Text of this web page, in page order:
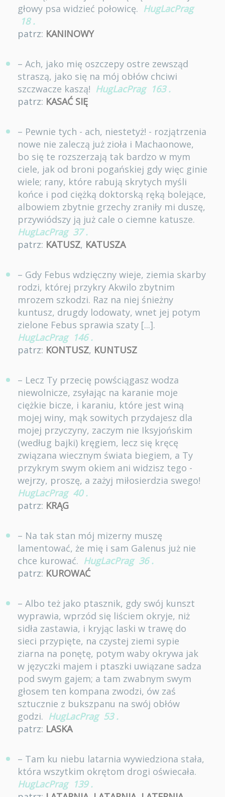
głowy psa widzieć połowicę. HugLacPrag
18 .
patrz: KANINOWY
– Ach, jako mię oszczepy ostre zewsząd
straszą, jako się na mój obłów chciwi
szczwacze kaszą! HugLacPrag 163 .
patrz: KASAĆ SIĘ
– Pewnie tych - ach, niestetyż! - rozjątrzenia
nowe nie zaleczą już zioła i Machaonowe,
bo się te rozszerzają tak bardzo w mym
ciele, jak od broni pogańskiej gdy więc ginie
wiele; rany, które rabują skrytych myśli
końce i pod ciężką doktorską ręką bolejące,
albowiem zbytnie grzechy zraniły mi duszę,
przywiódszy ją już cale o ciemne katusze.
HugLacPrag 37 .
patrz: KATUSZ, KATUSZA
– Gdy Febus wdzięczny wieje, ziemia skarby
rodzi, której przykry Akwilo zbytnim
mrozem szkodzi. Raz na niej śnieżny
kuntusz, drugdy lodowaty, wnet jej potym
zielone Febus sprawia szaty [...].
HugLacPrag 146 .
patrz: KONTUSZ, KUNTUSZ
– Lecz Ty przecię powściągasz wodza
niewolnicze, zsyłając na karanie moje
ciężkie bicze, i karaniu, które jest winą
mojej winy, mąk sowitych przydajesz dla
mojej przyczyny, zaczym nie Iksyjońskim
(według bajki) kręgiem, lecz się kręcę
związana wiecznym świata biegiem, a Ty
przykrym swym okiem ani widzisz tego -
wejrzy, proszę, a zażyj miłosierdzia swego!
HugLacPrag 40 .
patrz: KRĄG
– Na tak stan mój mizerny muszę
lamentować, że mię i sam Galenus już nie
chce kurować. HugLacPrag 36 .
patrz: KUROWAĆ
– Albo też jako ptasznik, gdy swój kunszt
wyprawia, wprzód się liściem okryje, niż
sidła zastawia, i kryjąc laski w trawę do
sieci przypięte, na czystej ziemi sypie
ziarna na ponętę, potym waby okrywa jak
w języczki majem i ptaszki uwiązane sadza
pod swym gajem; a tam zwabnym swym
głosem ten kompana zwodzi, ów zaś
sztucznie z bukszpanu na swój obłów
godzi. HugLacPrag 53 .
patrz: LASKA
– Tam ku niebu latarnia wywiedziona stała,
która wszytkim okrętom drogi oświecała.
HugLacPrag 139 .